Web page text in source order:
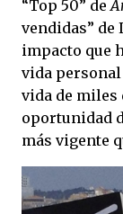
“Top 50” de
vendidas”
impacto que
vida
vida de miles
oportunidad
más vigente